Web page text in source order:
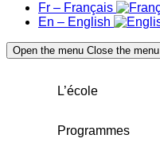
Fr – Français
En – English
Open the menu Close the menu
L’école
Programmes